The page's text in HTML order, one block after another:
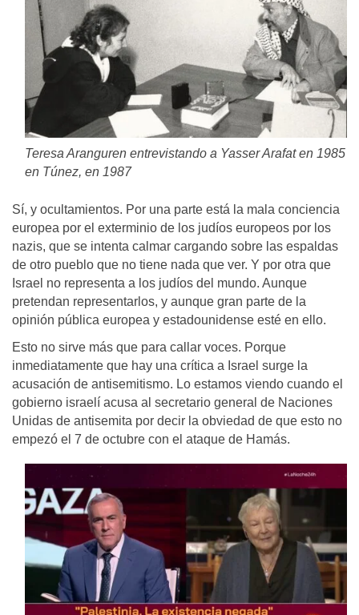
Teresa Aranguren entrevistando a Yasser Arafat en 1985
en Túnez, en 1987
Sí, y ocultamientos. Por una parte está la mala conciencia
europea por el exterminio de los judíos europeos por los
nazis, que se intenta calmar cargando sobre las espaldas
de otro pueblo que no tiene nada que ver. Y por otra que
Israel no representa a los judíos del mundo. Aunque
pretendan representarlos, y aunque gran parte de la
opinión pública europea y estadounidense esté en ello.
Esto no sirve más que para callar voces. Porque
inmediatamente que hay una crítica a Israel surge la
acusación de antisemitismo. Lo estamos viendo cuando el
gobierno israelí acusa al secretario general de Naciones
Unidas de antisemita por decir la obviedad de que esto no
empezó el 7 de octubre con el ataque de Hamás.